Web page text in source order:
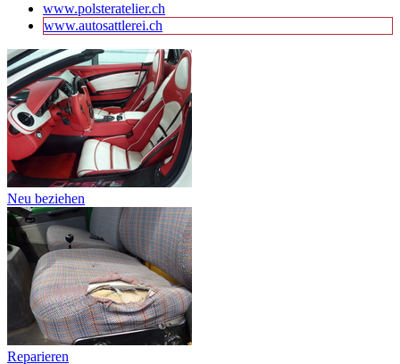
www.polsteratelier.ch
www.autosattlerei.ch
Neu beziehen
Reparieren